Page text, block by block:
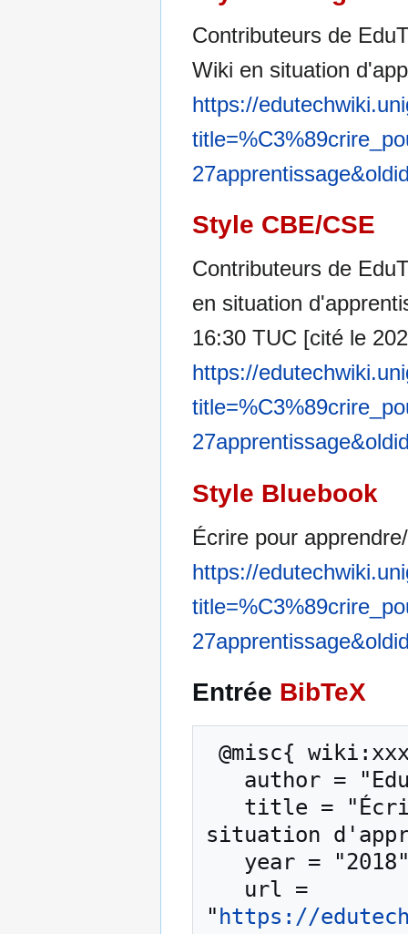
Contributeurs de
Wiki en situation
https://
Style CBE/CSE
Contributeurs de
en situation
16:30 TUC [cité le
https://
Style Bluebook
Écrire pour
https://
Entrée BibTeX
situation
" https://